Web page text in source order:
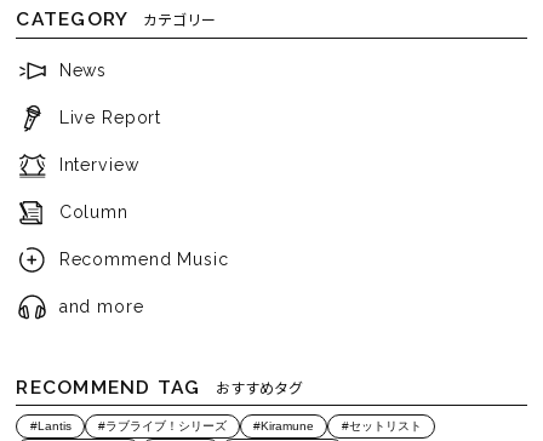
CATEGORY カテゴリー
News
Live Report
Interview
Column
Recommend Music
and more
RECOMMEND TAG おすすめタグ
#Lantis #ラブライブ！シリーズ #Kiramune
#セットリスト